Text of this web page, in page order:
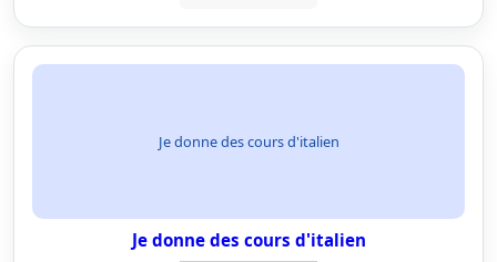
Je donne des cours d'italien
Je donne des cours d'italien